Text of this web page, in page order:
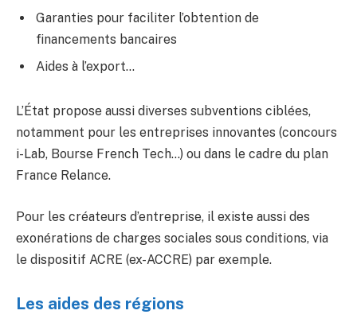
Garanties pour faciliter l’obtention de
financements bancaires
Aides à l’export…
L’État propose aussi diverses subventions ciblées,
notamment pour les entreprises innovantes (concours
i-Lab, Bourse French Tech…) ou dans le cadre du plan
France Relance.
Pour les créateurs d’entreprise, il existe aussi des
exonérations de charges sociales sous conditions, via
le dispositif ACRE (ex-ACCRE) par exemple.
Les aides des régions